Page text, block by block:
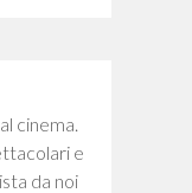
cinema.
e
da noi